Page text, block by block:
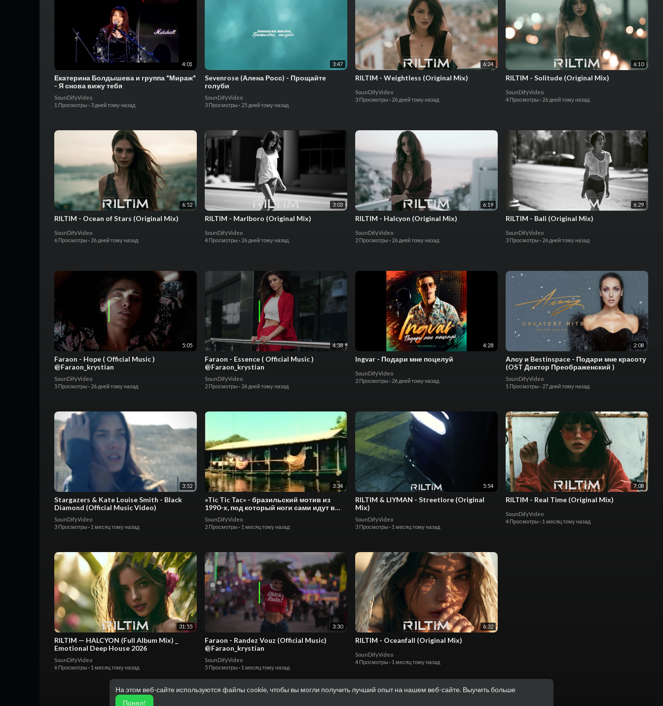
На этом веб-сайте используются файлы cookie, чтобы вы могли получить лучший опыт на нашем веб-сайте. Выучить больше
Понял!
4:01
Екатерина Болдышева и группа "Мираж"
- Я снова вижу тебя
SounDifyVideo
1 Просмотры · 3 дней тому назад
3:47
Sevenrose (Алена Росс) - Прощайте
голуби
SounDifyVideo
3 Просмотры · 25 дней тому назад
6:24
RILTIM - Weightless (Original Mix)
SounDifyVideo
3 Просмотры · 26 дней тому назад
6:10
RILTIM - Solitude (Original Mix)
SounDifyVideo
4 Просмотры · 26 дней тому назад
6:52
RILTIM - Ocean of Stars (Original Mix)
SounDifyVideo
6 Просмотры · 26 дней тому назад
3:03
RILTIM - Marlboro (Original Mix)
SounDifyVideo
4 Просмотры · 26 дней тому назад
6:19
RILTIM - Halcyon (Original Mix)
SounDifyVideo
2 Просмотры · 26 дней тому назад
6:29
RILTIM - Bali (Original Mix)
SounDifyVideo
3 Просмотры · 26 дней тому назад
5:05
Faraon - Hope ( Official Music )
@Faraon_krystian
SounDifyVideo
5 Просмотры · 26 дней тому назад
4:38
Faraon - Essence ( Official Music )
@Faraon_krystian
SounDifyVideo
2 Просмотры · 26 дней тому назад
4:28
Ingvar - Подари мне поцелуй
SounDifyVideo
2 Просмотры · 26 дней тому назад
2:08
Алсу и Bestinspace - Подари мне красоту
(OST Доктор Преображенский )
SounDifyVideo
1 Просмотры · 27 дней тому назад
3:52
Stargazers & Kate Louise Smith - Black
Diamond (Official Music Video)
SounDifyVideo
3 Просмотры · 1 месяц тому назад
3:34
«Tic Tic Tac» - бразильский мотив из
1990-х, под который ноги сами идут в
SounDifyVideo
2 Просмотры · 1 месяц тому назад
5:54
RILTIM & LIYMAN - Streetlore (Original
Mix)
SounDifyVideo
3 Просмотры · 1 месяц тому назад
7:08
RILTIM - Real Time (Original Mix)
SounDifyVideo
4 Просмотры · 1 месяц тому назад
31:55
RILTIM — HALCYON (Full Album Mix) _
Emotional Deep House 2026
SounDifyVideo
6 Просмотры · 1 месяц тому назад
3:30
Faraon - Randez Vouz (Official Music)
@Faraon_krystian
SounDifyVideo
5 Просмотры · 1 месяц тому назад
6:32
RILTIM - Oceanfall (Original Mix)
SounDifyVideo
4 Просмотры · 1 месяц тому назад